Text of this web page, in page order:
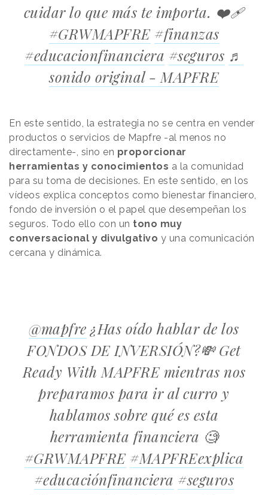
cuidar lo que más te importa. ❤️‍🩹
#GRWMAPFRE #finanzas
#educacionfinanciera #seguros ♬
sonido original - MAPFRE
En este sentido, la estrategia no se centra en vender
productos o servicios de Mapfre -al menos no
directamente-, sino en proporcionar
herramientas y conocimientos a la comunidad
para su toma de decisiones. En este sentido, en los
vídeos explica conceptos como bienestar financiero,
fondo de inversión o el papel que desempeñan los
seguros. Todo ello con un tono muy
conversacional y divulgativo y una comunicación
cercana y dinámica.
@mapfre ¿Has oído hablar de los
FONDOS DE INVERSIÓN?💸 Get
Ready With MAPFRE mientras nos
preparamos para ir al curro y
hablamos sobre qué es esta
herramienta financiera 🧐
#GRWMAPFRE #MAPFREexplica
#educaciónfinanciera #seguros